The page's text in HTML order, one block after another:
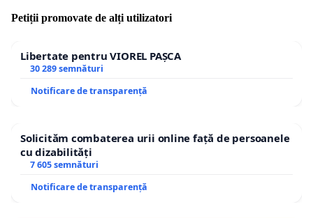
Petiții promovate de alți utilizatori
Libertate pentru VIOREL PAȘCA
30 289 semnături
Notificare de transparență
Solicităm combaterea urii online față de persoanele
cu dizabilități
7 605 semnături
Notificare de transparență